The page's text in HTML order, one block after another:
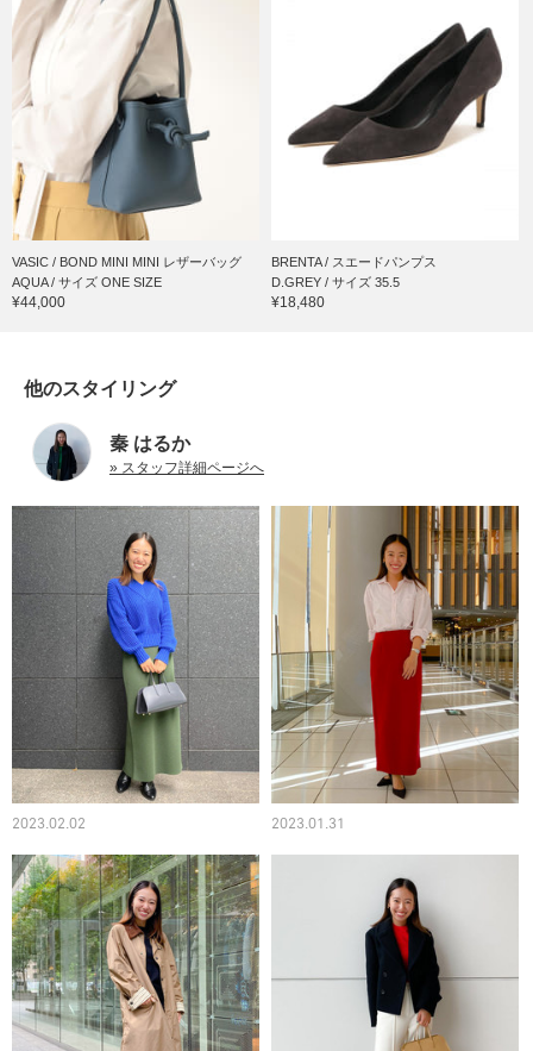
VASIC / BOND MINI MINI レザーバッグ
AQUA / サイズ ONE SIZE
¥44,000
BRENTA / スエードパンプス
D.GREY / サイズ 35.5
¥18,480
他のスタイリング
秦 はるか
» スタッフ詳細ページへ
2023.02.02 2023.01.31